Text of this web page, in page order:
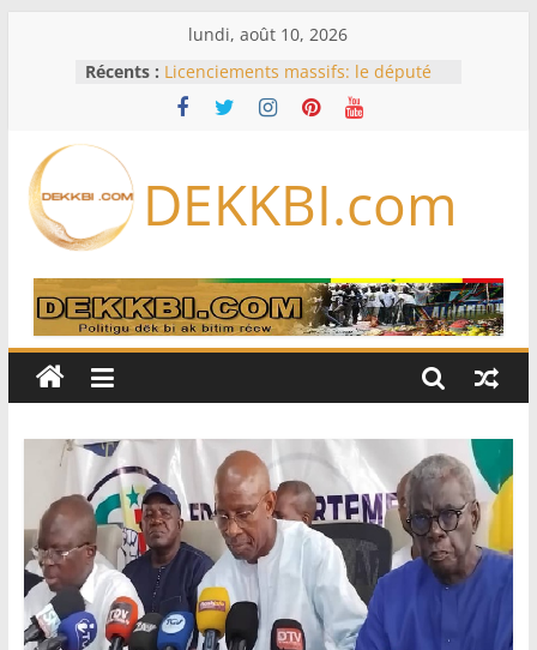
lundi, août 10, 2026
Récents : Licenciements massifs: le député
Mbaye DIONE interpelle le
gouvernement sur plus de 30 000
des exportations sénégalaises se
dessine
pouvoirs du Bureau
Opinion – Alioune Ndoye, maire du
Plateau : Le Parti socialiste n’est
pas à vendre
que les Etats-Unis acceptent
DEKKBI.com